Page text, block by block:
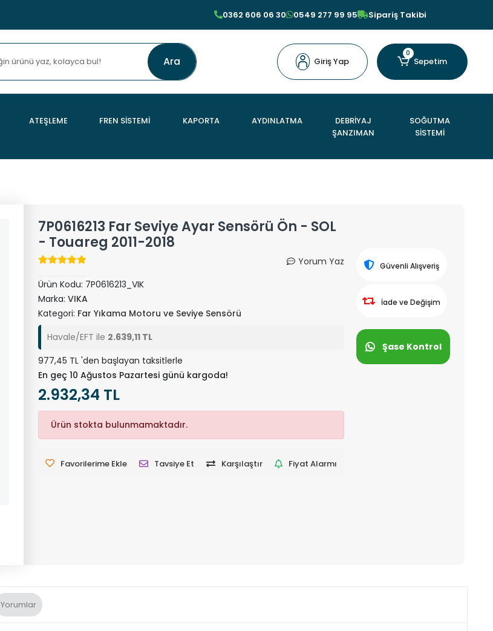
0362 606 06 30 0549 277 99 95 Sipariş Takibi
Ara Giriş Yap
0
Sepetim
ATEŞLEME FREN SİSTEMİ KAPORTA AYDINLATMA
DEBRİYAJ
ŞANZIMAN
SOĞUTMA
SİSTEMİ
7P0616213 Far Seviye Ayar Sensörü Ön - SOL
- Touareg 2011-2018
Yorum Yaz
Ürün Kodu: 7P0616213_VIK
Marka: VIKA
Kategori: Far Yıkama Motoru ve Seviye Sensörü
Havale/EFT ile 2.639,11 TL
977,45 TL 'den başlayan taksitlerle
En geç 10 Ağustos Pazartesi günü kargoda!
2.932,34 TL
Ürün stokta bulunmamaktadır.
Favorilerime Ekle Tavsiye Et Karşılaştır Fiyat Alarmı
Güvenli Alışveriş
İade ve Değişim
Şase Kontrol
Yorumlar